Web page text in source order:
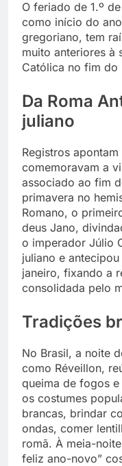
O feriado de 1.º
como início do
gregoriano, tem
muito anteriores à
Católica no fim do
Da Roma
juliano
Registros
comemoravam a
associado ao fim
primavera no
Romano, o
deus Jano,
o imperador Júlio
juliano e
janeiro, fixando a
consolidada pelo
Tradições
No Brasil, a noite
como Réveillon,
queima de fogos
os costumes
brancas, brindar
ondas, comer
romã. À meia-
feliz ano-novo”